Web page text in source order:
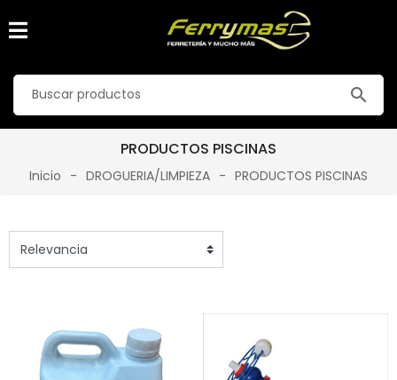
search
PRODUCTOS PISCINAS
Inicio DROGUERIA/LIMPIEZA PRODUCTOS PISCINAS